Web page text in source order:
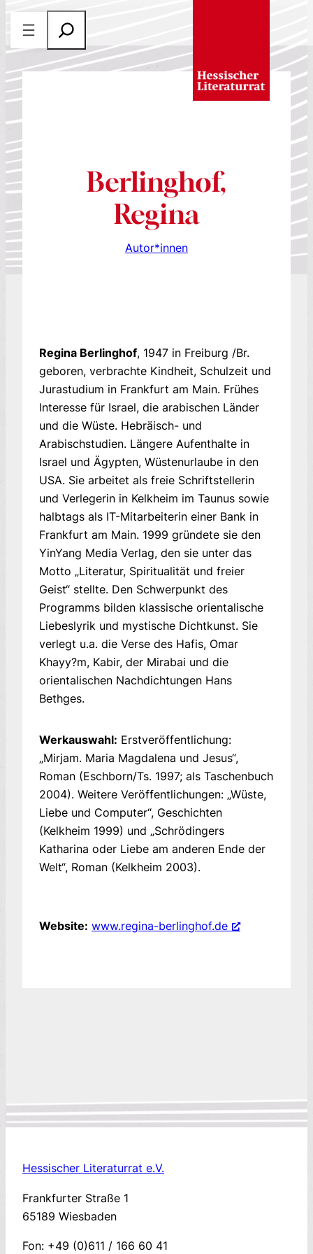
Zum
Inhalt
springen
h
Berlinghof,
Regina
Autor*innen
Regina Berlinghof, 1947 in Freiburg /Br.
geboren, verbrachte Kindheit, Schulzeit und
Jurastudium in Frankfurt am Main. Frühes
Interesse für Israel, die arabischen Länder
und die Wüste. Hebräisch- und
Arabischstudien. Längere Aufenthalte in
Israel und Ägypten, Wüstenurlaube in den
USA. Sie arbeitet als freie Schriftstellerin
und Verlegerin in Kelkheim im Taunus sowie
halbtags als IT-Mitarbeiterin einer Bank in
Frankfurt am Main. 1999 gründete sie den
YinYang Media Verlag, den sie unter das
Motto „Literatur, Spiritualität und freier
Geist“ stellte. Den Schwerpunkt des
Programms bilden klassische orientalische
Liebeslyrik und mystische Dichtkunst. Sie
verlegt u.a. die Verse des Hafis, Omar
Khayy?m, Kabir, der Mirabai und die
orientalischen Nachdichtungen Hans
Bethges.
Werkauswahl: Erstveröffentlichung:
„Mirjam. Maria Magdalena und Jesus“,
Roman (Eschborn/Ts. 1997; als Taschenbuch
2004). Weitere Veröffentlichungen: „Wüste,
Liebe und Computer“, Geschichten
(Kelkheim 1999) und „Schrödingers
Katharina oder Liebe am anderen Ende der
Welt“, Roman (Kelkheim 2003).
Website: www.regina-berlinghof.de
Hessischer Literaturrat e.V.
Frankfurter Straße 1
65189 Wiesbaden
Fon: +49 (0)611 / 166 60 41